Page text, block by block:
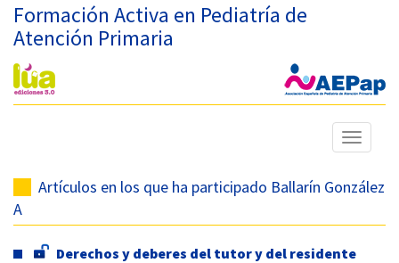
Formación Activa en Pediatría de
Atención Primaria
Mostrar
menú
Artículos en los que ha participado Ballarín González
A
Derechos y deberes del tutor y del residente